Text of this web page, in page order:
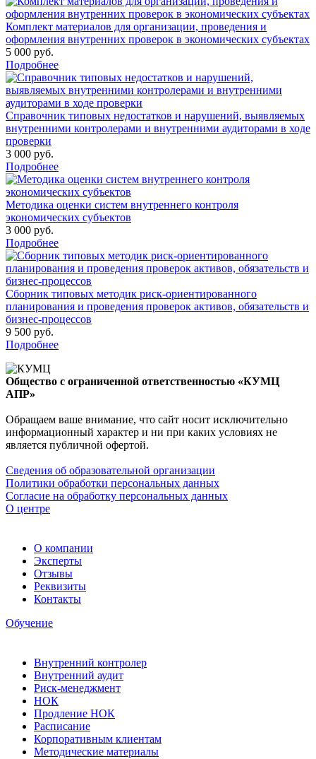
Комплект материалов для организации, проведения и
оформления внутренних проверок в экономических субъектах
5 000 руб.
Подробнее
Справочник типовых недостатков и нарушений, выявляемых
внутренними контролерами и внутренними аудиторами в ходе
проверки
3 000 руб.
Подробнее
Методика оценки систем внутреннего контроля
экономических субъектов
3 000 руб.
Подробнее
Сборник типовых методик риск-ориентированного
планирования и проведения проверок активов, обязательств и
бизнес-процессов
9 500 руб.
Подробнее
Общество с ограниченной ответственностью «КУМЦ
АПР»
Обращаем ваше внимание, что сайт носит исключительно
информационный характер и ни при каких условиях не
является публичной офертой.
Сведения об образовательной организации
Политики обработки персональных данных
Согласие на обработку персональных данных
О центре
О компании
Эксперты
Отзывы
Реквизиты
Контакты
Обучение
Внутренний контролер
Внутренний аудит
Риск-менеджмент
НОК
Продление НОК
Расписание
Корпоративным клиентам
Методические материалы